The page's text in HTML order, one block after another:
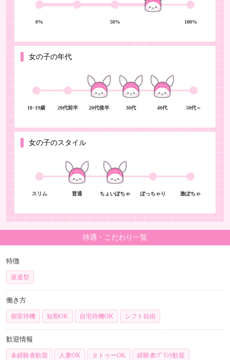
0% 50% 100%
女の子の年代
18･19歳 20代前半 20代後半 30代 40代 50代～
女の子のスタイル
スリム 普通 ちょいぽちゃ ぽっちゃり 激ぽちゃ
待遇・こだわり一覧
特徴
派遣型
働き方
個室待機 短期OK 自宅待機OK シフト自由
歓迎情報
未経験者歓迎 人妻OK タトゥーOK 経験者/ﾌﾞﾗﾝｸ歓迎